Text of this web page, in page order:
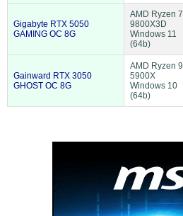
Gigabyte RTX 5050
GAMING OC 8G
AMD Ryzen 7
9800X3D
Windows 11
(64b)
Gainward RTX 3050
GHOST OC 8G
AMD Ryzen 9
5900X
Windows 10
(64b)